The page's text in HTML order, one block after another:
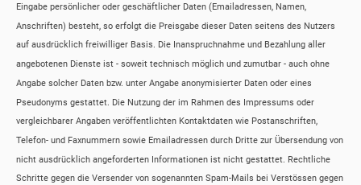
Eingabe persönlicher oder geschäftlicher Daten (Emailadressen, Namen,
Anschriften) besteht, so erfolgt die Preisgabe dieser Daten seitens des Nutzers
auf ausdrücklich freiwilliger Basis. Die Inanspruchnahme und Bezahlung aller
angebotenen Dienste ist - soweit technisch möglich und zumutbar - auch ohne
Angabe solcher Daten bzw. unter Angabe anonymisierter Daten oder eines
Pseudonyms gestattet. Die Nutzung der im Rahmen des Impressums oder
vergleichbarer Angaben veröffentlichten Kontaktdaten wie Postanschriften,
Telefon- und Faxnummern sowie Emailadressen durch Dritte zur Übersendung von
nicht ausdrücklich angeforderten Informationen ist nicht gestattet. Rechtliche
Schritte gegen die Versender von sogenannten Spam-Mails bei Verstössen gegen